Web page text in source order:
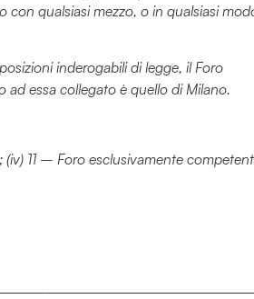
con qualsiasi mezzo, o in qualsiasi
inderogabili di legge, il Foro
ad essa collegato è quello di Milano.
11 – Foro esclusivamente